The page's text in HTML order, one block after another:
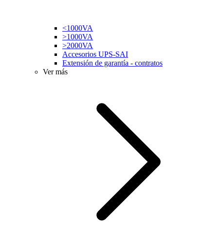
<1000VA
>1000VA
>2000VA
Accesorios UPS-SAI
Extensión de garantía - contratos
Ver más